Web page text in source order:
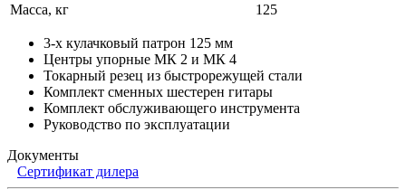
Масса, кг
125
3-х кулачковый патрон 125 мм
Центры упорные МК 2 и МК 4
Токарный резец из быстрорежущей стали
Комплект сменных шестерен гитары
Комплект обслуживающего инструмента
Руководство по эксплуатации
Документы
Сертификат дилера